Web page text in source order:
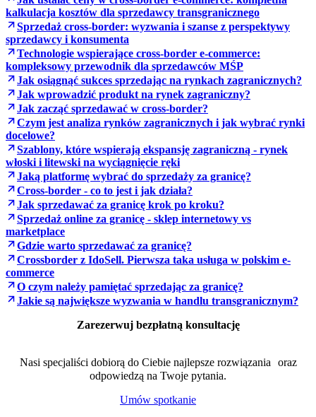
kalkulacja kosztów dla sprzedawcy transgranicznego
Sprzedaż cross-border: wyzwania i szanse z perspektywy
sprzedawcy i konsumenta
Technologie wspierające cross-border e-commerce:
kompleksowy przewodnik dla sprzedawców MŚP
Jak osiągnąć sukces sprzedając na rynkach zagranicznych?
Jak wprowadzić produkt na rynek zagraniczny?
Jak zacząć sprzedawać w cross-border?
Czym jest analiza rynków zagranicznych i jak wybrać rynki
docelowe?
Szablony, które wspierają ekspansję zagraniczną - rynek
włoski i litewski na wyciągnięcie ręki
Jaką platformę wybrać do sprzedaży za granicę?
Cross-border - co to jest i jak działa?
Jak sprzedawać za granicę krok po kroku?
Sprzedaż online za granicę - sklep internetowy vs
marketplace
Gdzie warto sprzedawać za granicę?
Crossborder z IdoSell. Pierwsza taka usługa w polskim e-
commerce
O czym należy pamiętać sprzedając za granicę?
Jakie są największe wyzwania w handlu transgranicznym?
Zarezerwuj bezpłatną konsultację
Nasi specjaliści dobiorą do Ciebie najlepsze rozwiązania oraz
odpowiedzą na Twoje pytania.
Umów spotkanie